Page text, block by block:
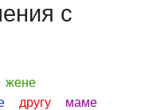
с
жене
другу
маме